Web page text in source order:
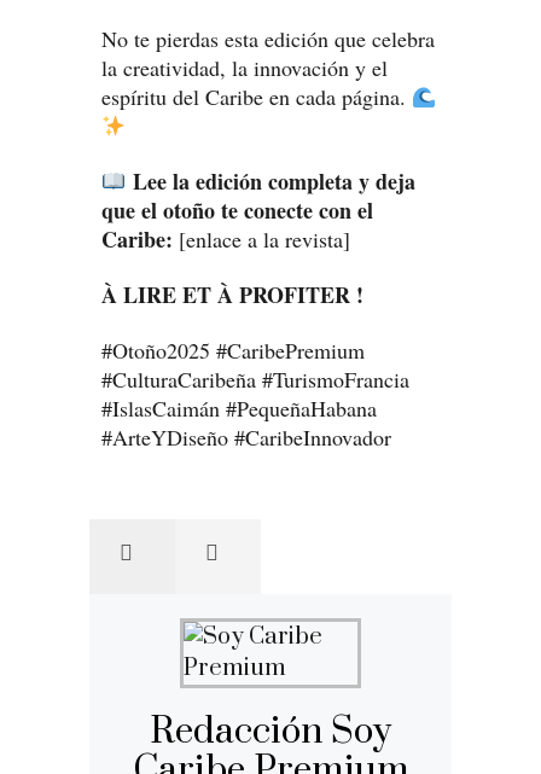
No te pierdas esta edición que celebra
la creatividad, la innovación y el
espíritu del Caribe en cada página.
Lee la edición completa y deja
que el otoño te conecte con el
Caribe: [enlace a la revista]
À LIRE ET À PROFITER !
#Otoño2025 #CaribePremium
#CulturaCaribeña #TurismoFrancia
#IslasCaimán #PequeñaHabana
#ArteYDiseño #CaribeInnovador
Redacción Soy